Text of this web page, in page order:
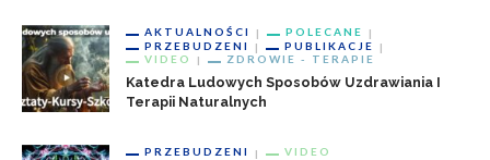
AKTUALNOŚCI
POLECANE
PRZEBUDZENI
PUBLIKACJE
VIDEO
ZDROWIE - TERAPIE
Katedra Ludowych Sposobów Uzdrawiania I
Terapii Naturalnych
PRZEBUDZENI VIDEO